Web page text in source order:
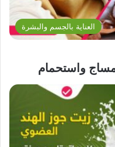
العناية بالجسم والبشرة
مساج واستحمام